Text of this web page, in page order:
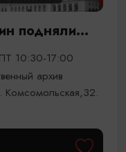
подняли...
10:30-17:00
архив
Комсомольская,32.